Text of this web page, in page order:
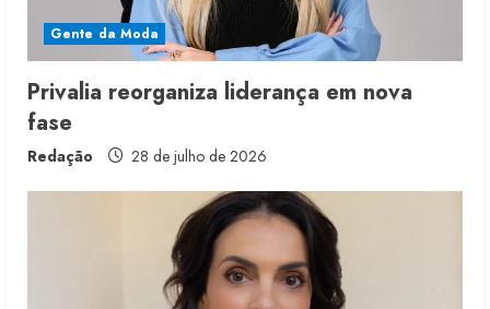
Gente da Moda
Privalia reorganiza liderança em nova
fase
Redação 28 de julho de 2026
Renata Caixeta assume Movimento
Sou de Algodão